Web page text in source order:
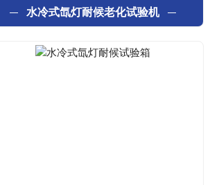
水冷式氙灯耐候老化试验机